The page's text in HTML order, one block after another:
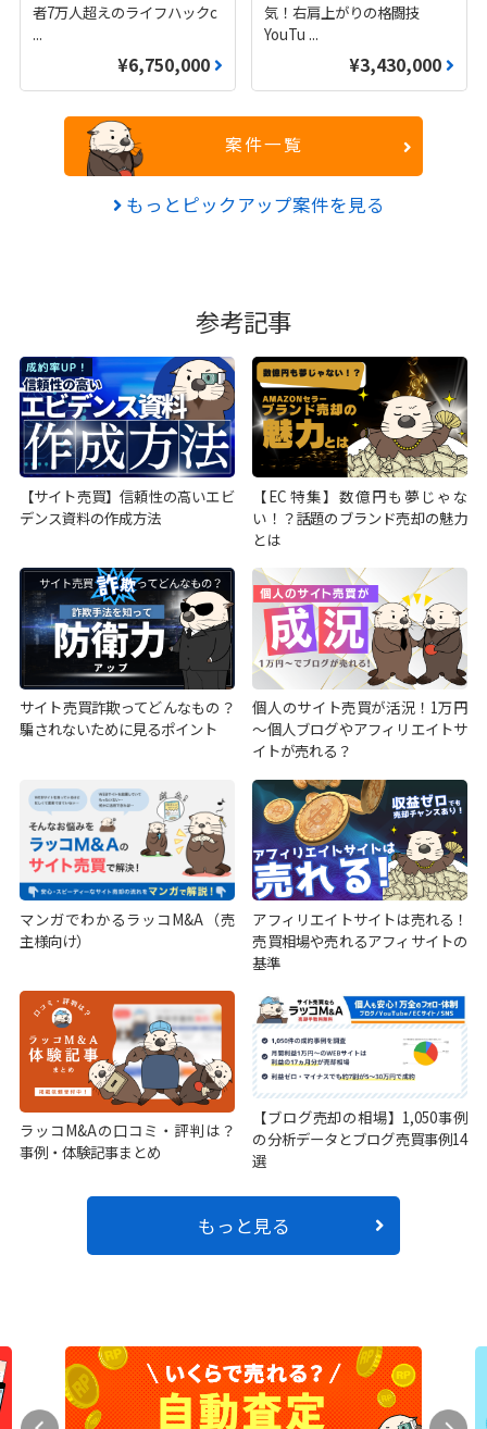
者7万人超えのライフハックc
...
¥6,750,000
気！右肩上がりの格闘技
YouTu ...
¥3,430,000
案件一覧
もっとピックアップ案件を見る
参考記事
【サイト売買】信頼性の高いエビ
デンス資料の作成方法
【EC特集】数億円も夢じゃな
い！？話題のブランド売却の魅力
とは
サイト売買詐欺ってどんなもの？
騙されないために見るポイント
個人のサイト売買が活況！1万円
～個人ブログやアフィリエイトサ
イトが売れる？
マンガでわかるラッコM&A（売
主様向け）
アフィリエイトサイトは売れる！
売買相場や売れるアフィサイトの
基準
ラッコM&Aの口コミ・評判は？
事例・体験記事まとめ
【ブログ売却の相場】1,050事例
の分析データとブログ売買事例14
選
もっと見る